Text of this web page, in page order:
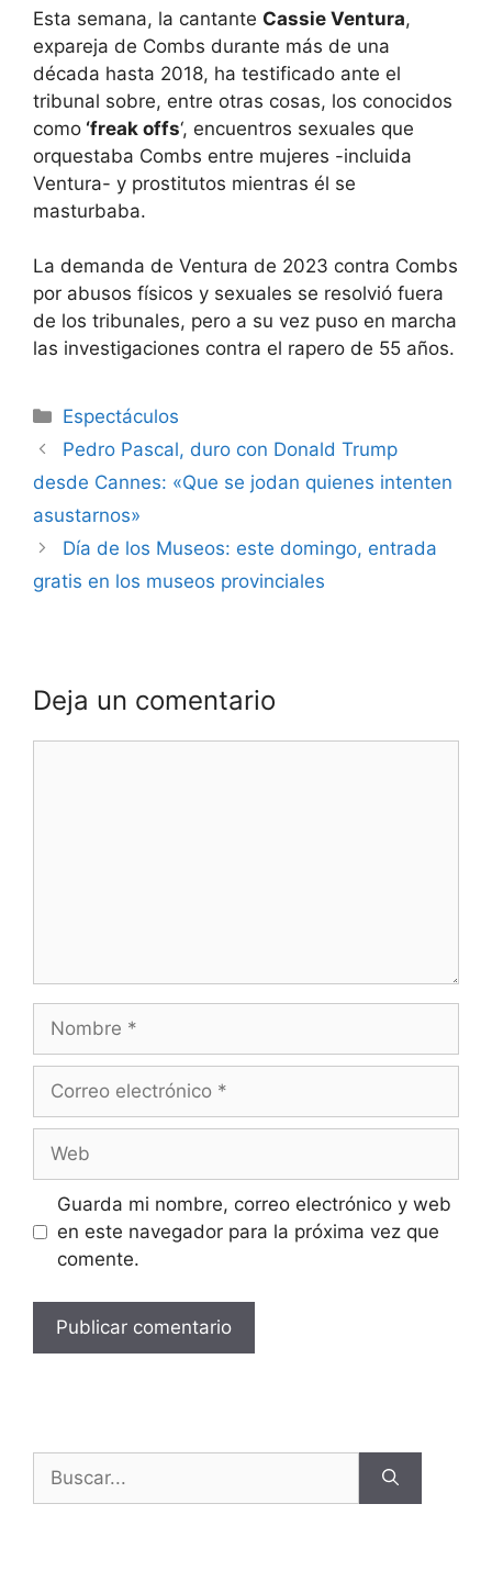
Esta semana, la cantante Cassie Ventura,
expareja de Combs durante más de una
década hasta 2018, ha testificado ante el
tribunal sobre, entre otras cosas, los conocidos
como ‘freak offs‘, encuentros sexuales que
orquestaba Combs entre mujeres -incluida
Ventura- y prostitutos mientras él se
masturbaba.
La demanda de Ventura de 2023 contra Combs
por abusos físicos y sexuales se resolvió fuera
de los tribunales, pero a su vez puso en marcha
las investigaciones contra el rapero de 55 años.
Espectáculos
Pedro Pascal, duro con Donald Trump
desde Cannes: «Que se jodan quienes intenten
asustarnos»
Día de los Museos: este domingo, entrada
gratis en los museos provinciales
Deja un comentario
Guarda mi nombre, correo electrónico y web
en este navegador para la próxima vez que
comente.